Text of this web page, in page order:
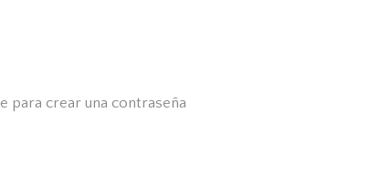
para crear una contraseña